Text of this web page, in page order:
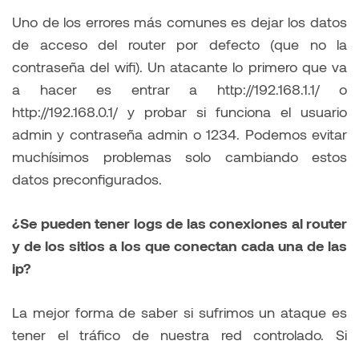
Uno de los errores más comunes es dejar los datos
de acceso del router por defecto (que no la
contraseña del wifi). Un atacante lo primero que va
a hacer es entrar a http://192.168.1.1/ o
http://192.168.0.1/ y probar si funciona el usuario
admin y contraseña admin o 1234. Podemos evitar
muchísimos problemas solo cambiando estos
datos preconfigurados.
¿Se pueden tener logs de las conexiones al router
y de los sitios a los que conectan cada una de las
ip?
La mejor forma de saber si sufrimos un ataque es
tener el tráfico de nuestra red controlado. Si